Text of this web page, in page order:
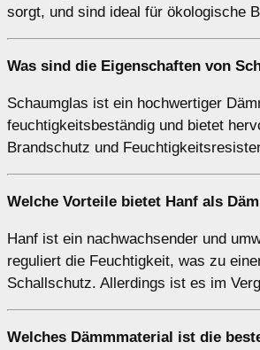
sorgt, und sind ideal für ökologische
Was sind die Eigenschaften von
Schaumglas ist ein hochwertiger
feuchtigkeitsbeständig und bietet
Brandschutz und
Welche Vorteile bietet Hanf als
Hanf ist ein nachwachsender und
reguliert die Feuchtigkeit, was zu
Schallschutz. Allerdings ist es im
Welches Dämmmaterial ist die